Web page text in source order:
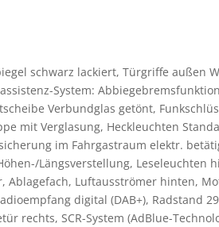
schwarz lackiert, Türgriffe außen
System:
Verbundglas getönt,
mit Verglasung, Heckleuchten
im Fahrgastraum elektr.
Längsverstellung, Leseleuchten
Luftausströmer hinten,
digital (DAB+), Radstand
rechts, SCR-System (AdBlue-